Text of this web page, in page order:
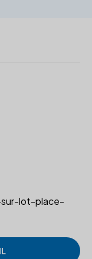
lot-place-